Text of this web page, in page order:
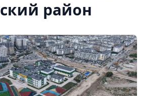
район